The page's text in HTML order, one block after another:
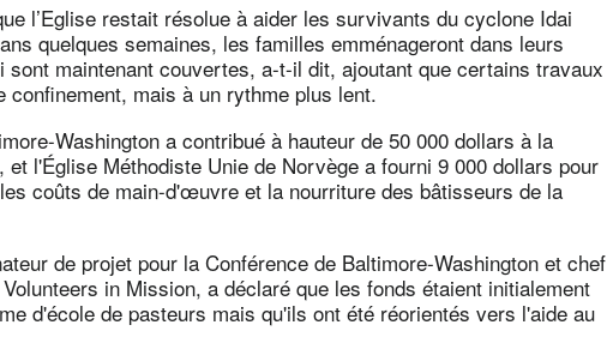
l’Eglise restait résolue à aider les survivants du cyclone Idai
quelques semaines, les familles emménageront dans leurs
sont maintenant couvertes, a-t-il dit, ajoutant que certains travaux
confinement, mais à un rythme plus lent.
Washington a contribué à hauteur de 50 000 dollars à la
l'Église Méthodiste Unie de Norvège a fourni 9 000 dollars pour
coûts de main-d'œuvre et la nourriture des bâtisseurs de la
de projet pour la Conférence de Baltimore-Washington et chef
Volunteers in Mission, a déclaré que les fonds étaient initialement
d'école de pasteurs mais qu'ils ont été réorientés vers l'aide au